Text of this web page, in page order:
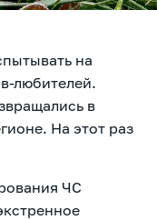
на
любителей.
в
На этот раз
ЧС